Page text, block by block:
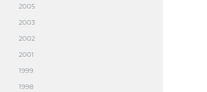
2005
2003
2002
2001
1999
1998